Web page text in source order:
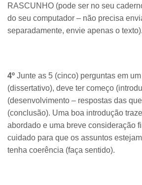
RASCUNHO (pode ser no seu
do seu computador – não precisa
separadamente, envie apenas o texto).
4º Junte as 5 (cinco) perguntas em
(dissertativo), deve ter começo
(desenvolvimento – respostas das
(conclusão). Uma boa introdução
abordado e uma breve consideração
cuidado para que os assuntos
tenha coerência (faça sentido).